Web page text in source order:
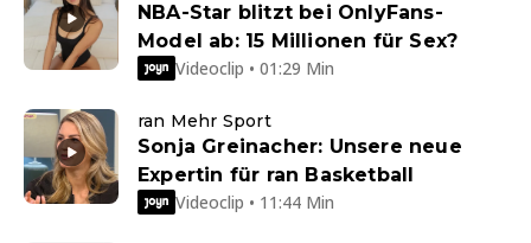
NBA-Star blitzt bei OnlyFans-
Model ab: 15 Millionen für Sex?
Videoclip • 01:29 Min
ran Mehr Sport
Sonja Greinacher: Unsere neue
Expertin für ran Basketball
Videoclip • 11:44 Min